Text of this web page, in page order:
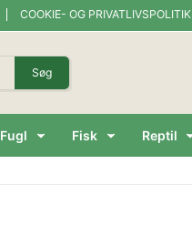
COOKIE- OG PRIVATLIVSPOLITIK
Søg
Fugl Fisk Reptil